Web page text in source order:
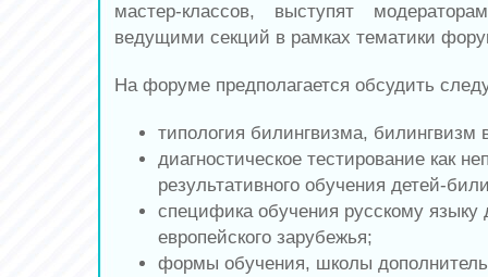
мастер-классов, выступят
ведущими секций в рамках тематики
На форуме предполагается обсудить
типология билингвизма,
диагностическое тестирование как
результативного обучения детей-
специфика обучения русскому языку
европейского зарубежья;
формы обучения, школы